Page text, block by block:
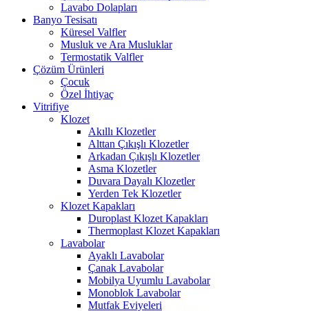
Lavabo Dolapları
Banyo Tesisatı
Küresel Valfler
Musluk ve Ara Musluklar
Termostatik Valfler
Çözüm Ürünleri
Çocuk
Özel İhtiyaç
Vitrifiye
Klozet
Akıllı Klozetler
Alttan Çıkışlı Klozetler
Arkadan Çıkışlı Klozetler
Asma Klozetler
Duvara Dayalı Klozetler
Yerden Tek Klozetler
Klozet Kapakları
Duroplast Klozet Kapakları
Thermoplast Klozet Kapakları
Lavabolar
Ayaklı Lavabolar
Çanak Lavabolar
Mobilya Uyumlu Lavabolar
Monoblok Lavabolar
Mutfak Eviyeleri